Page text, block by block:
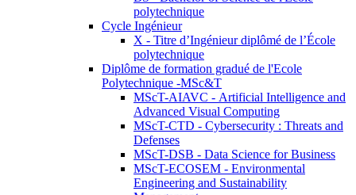
polytechnique
Cycle Ingénieur
X - Titre d’Ingénieur diplômé de l’École
polytechnique
Diplôme de formation gradué de l'Ecole
Polytechnique -MSc&T
MScT-AIAVC - Artificial Intelligence and
Advanced Visual Computing
MScT-CTD - Cybersecurity : Threats and
Defenses
MScT-DSB - Data Science for Business
MScT-ECOSEM - Environmental
Engineering and Sustainability